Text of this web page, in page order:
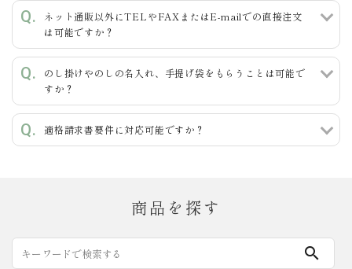
ネット通販以外にTELやFAXまたはE-mailでの直接注文
は可能ですか？
のし掛けやのしの名入れ、手提げ袋をもらうことは可能で
すか？
適格請求書要件に対応可能ですか？
商品を探す
search